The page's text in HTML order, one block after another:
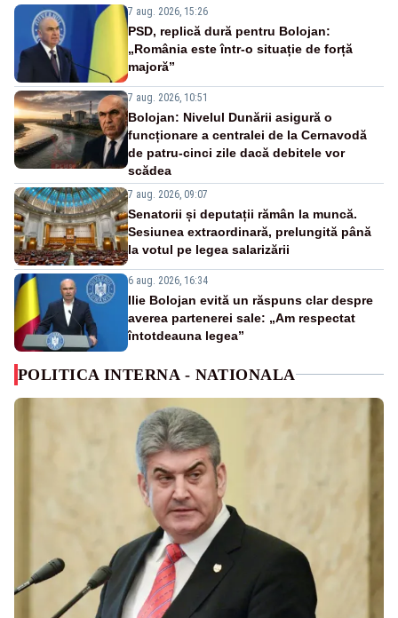
7 aug. 2026, 15:26
PSD, replică dură pentru Bolojan:
„România este într-o situație de forță
majoră”
7 aug. 2026, 10:51
Bolojan: Nivelul Dunării asigură o
funcționare a centralei de la Cernavodă
de patru-cinci zile dacă debitele vor
scădea
7 aug. 2026, 09:07
Senatorii și deputații rămân la muncă.
Sesiunea extraordinară, prelungită până
la votul pe legea salarizării
6 aug. 2026, 16:34
Ilie Bolojan evită un răspuns clar despre
averea partenerei sale: „Am respectat
întotdeauna legea”
POLITICA INTERNA - NATIONALA